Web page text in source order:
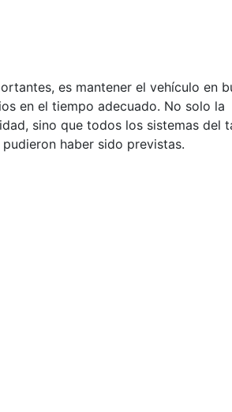
es mantener el vehículo en
en el tiempo adecuado. No solo la
sino que todos los sistemas del
haber sido previstas.